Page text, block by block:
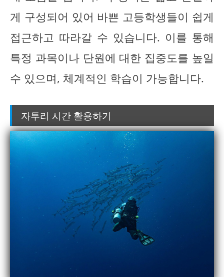
게 구성되어 있어 바쁜 고등학생들이 쉽게
접근하고 따라갈 수 있습니다. 이를 통해
특정 과목이나 단원에 대한 집중도를 높일
수 있으며, 체계적인 학습이 가능합니다.
자투리 시간 활용하기